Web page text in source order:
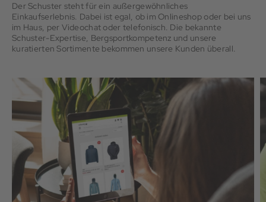
Der Schuster steht für ein außergewöhnliches
Einkaufserlebnis. Dabei ist egal, ob im Onlineshop oder bei uns
im Haus, per Videochat oder telefonisch. Die bekannte
Schuster-Expertise, Bergsportkompetenz und unsere
kuratierten Sortimente bekommen unsere Kunden überall.